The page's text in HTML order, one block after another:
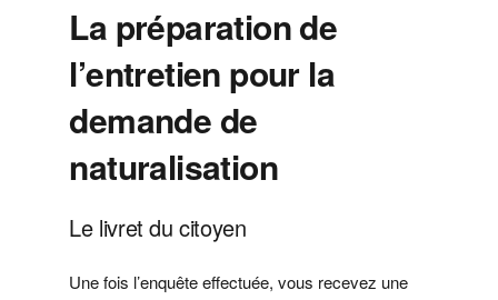
La préparation de
l’entretien pour la
demande de
naturalisation
Le livret du citoyen
Une fois l’enquête effectuée, vous recevez une